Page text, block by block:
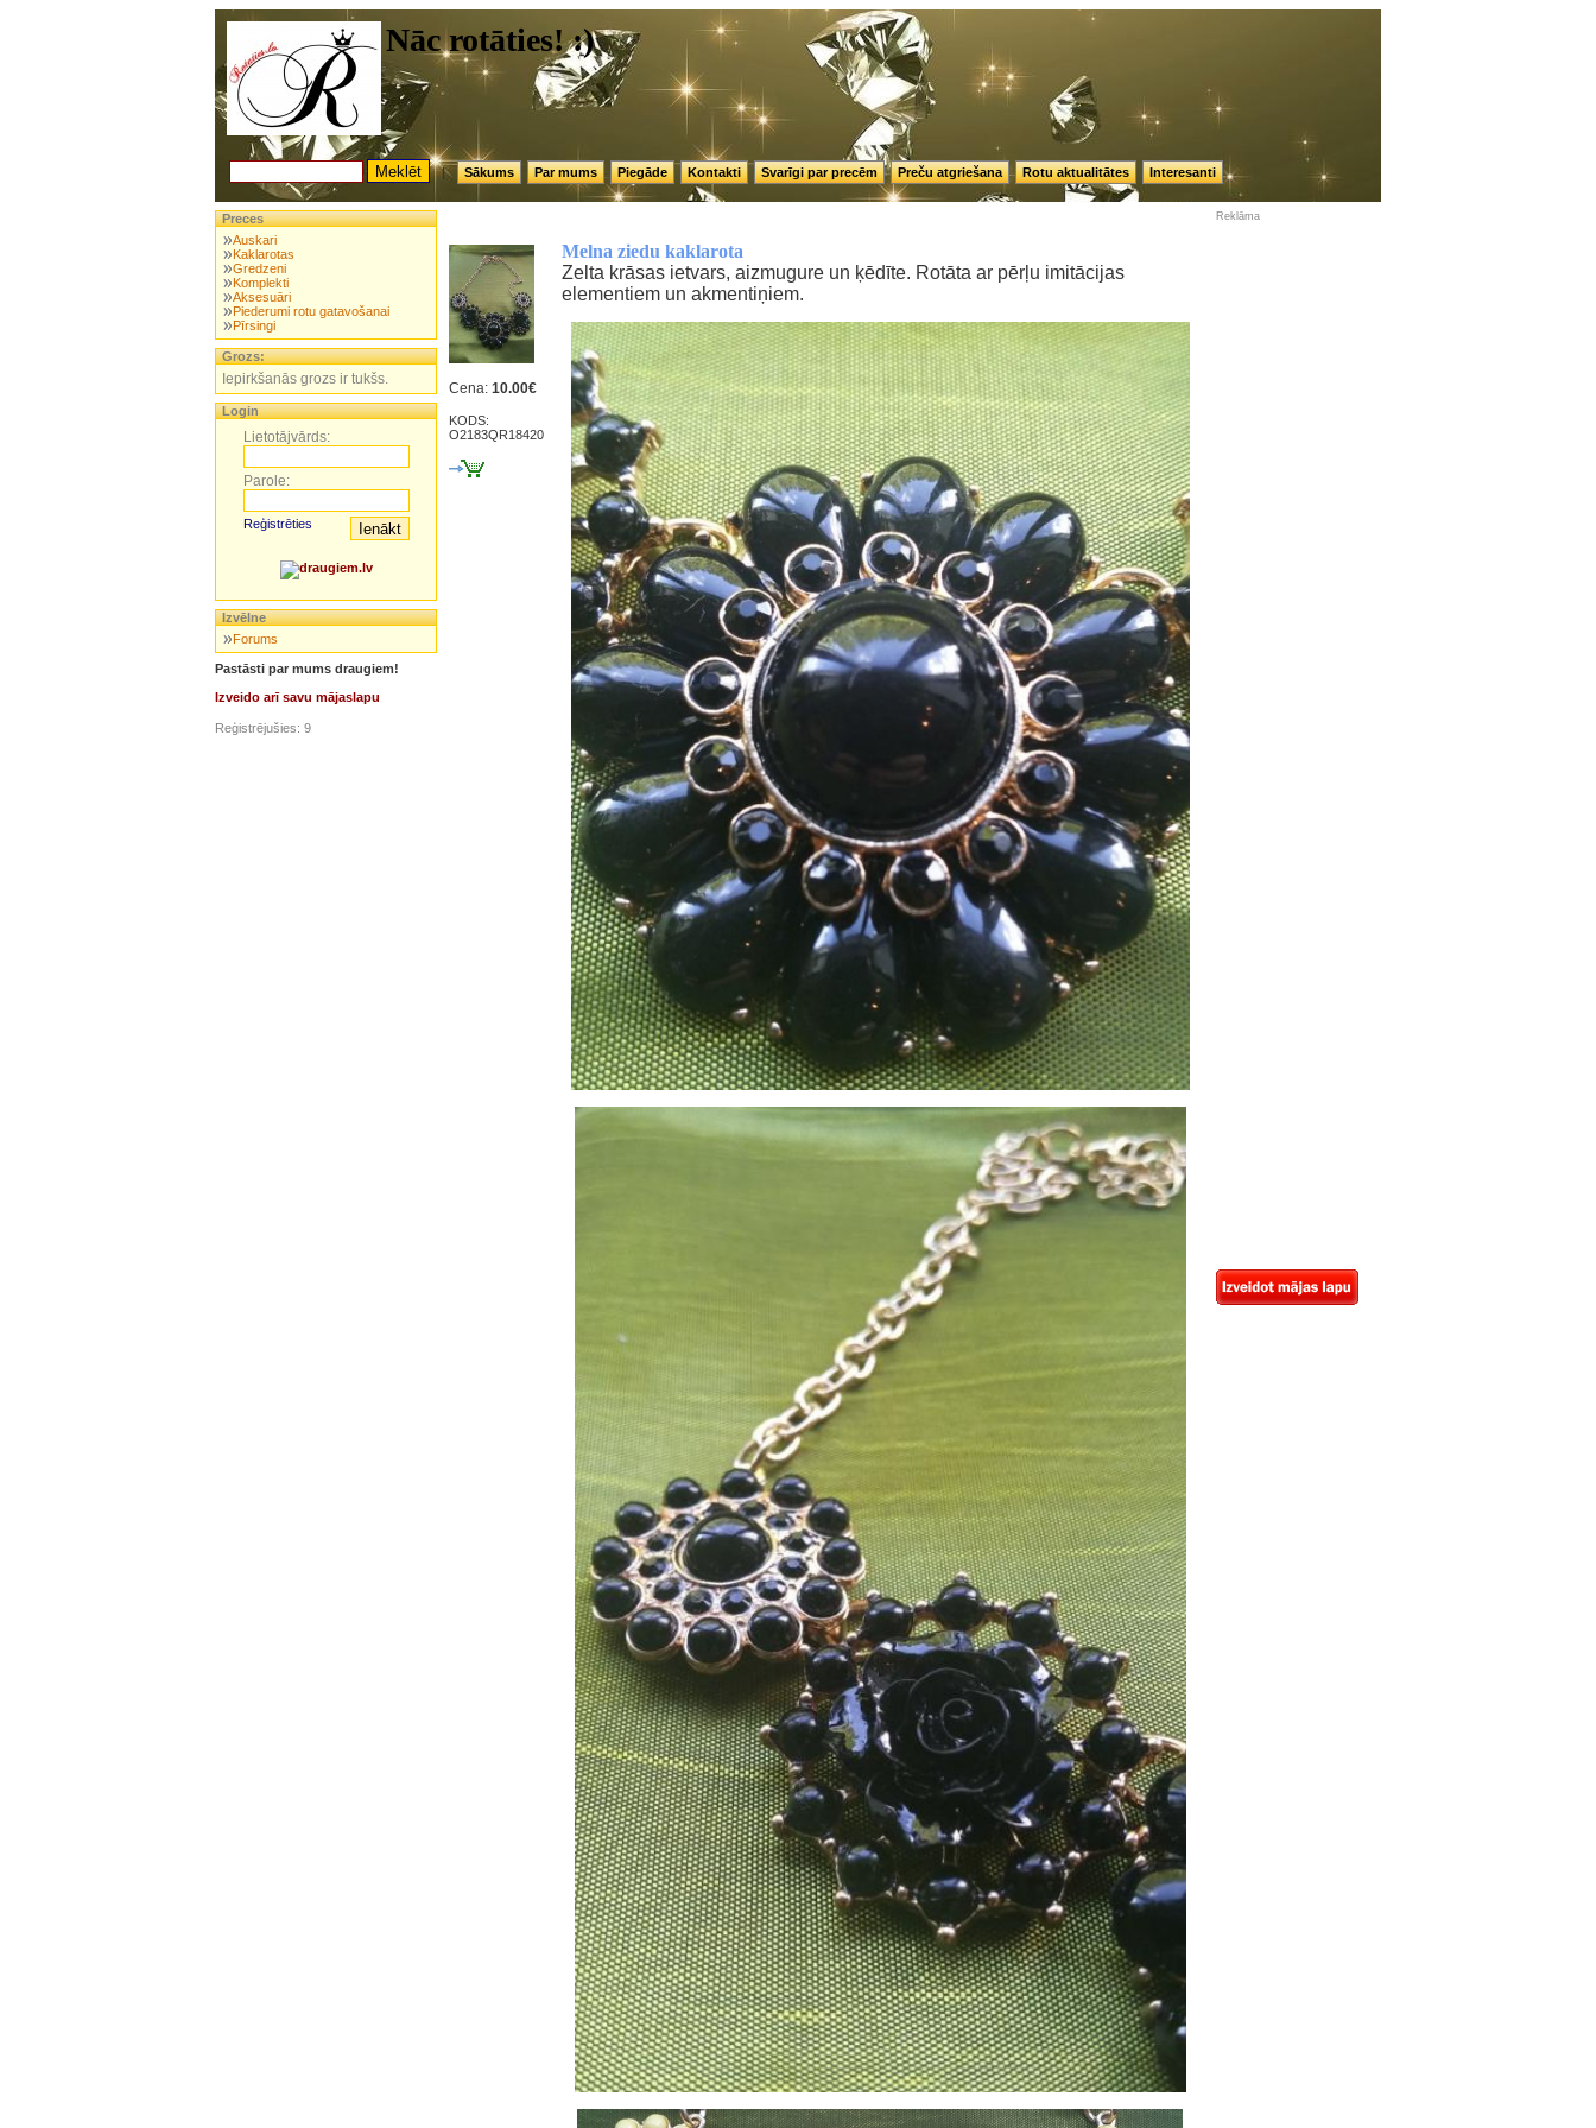
Nāc rotāties! :)
| Sākums Par mums Piegāde Kontakti Svarīgi par precēm Preču atgriešana Rotu aktualitātes Interesanti
Preces
Auskari
Kaklarotas
Gredzeni
Komplekti
Aksesuāri
Piederumi rotu gatavošanai
Pīrsingi
Grozs:
Iepirkšanās grozs ir tukšs.
Login
Lietotājvārds:
Parole:
Reģistrēties
Izvēlne
Forums
Pastāsti par mums draugiem!
Izveido arī savu mājaslapu
Reģistrējušies: 9
Cena: 10.00€
KODS:
O2183QR18420
Melna ziedu kaklarota
Zelta krāsas ietvars, aizmugure un ķēdīte. Rotāta ar pērļu imitācijas
elementiem un akmentiņiem.
Reklāma